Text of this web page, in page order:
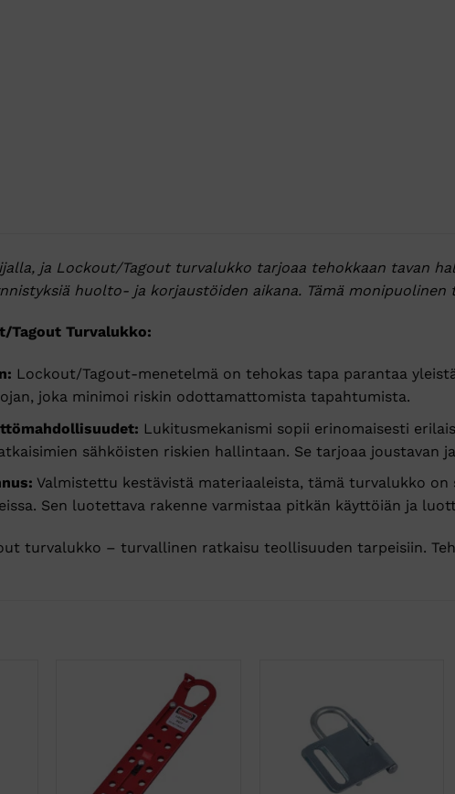
ja Lockout/Tagout turvalukko tarjoaa tehokkaan tavan
huolto- ja korjaustöiden aikana. Tämä
Tagout Turvalukko:
Lockout/Tagout-menetelmä on tehokas tapa parantaa
joka minimoi riskin odottamattomista tapahtumista.
Lukitusmekanismi sopii erinomaisesti
sähköisten riskien hallintaan. Se tarjoaa joustavan
Valmistettu kestävistä materiaaleista, tämä turvalukko
Sen luotettava rakenne varmistaa pitkän käyttöiän ja
turvalukko – turvallinen ratkaisu teollisuuden tarpeisiin.